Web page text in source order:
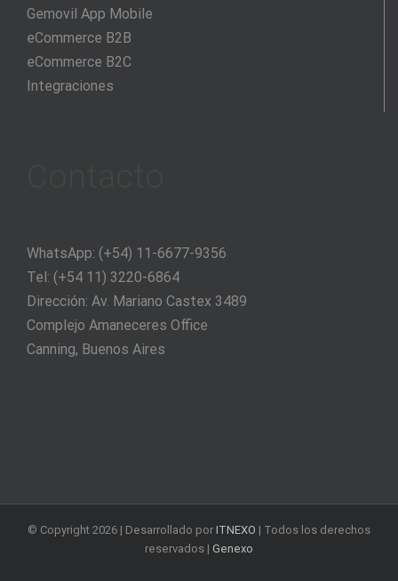
Gemovil App Mobile
eCommerce B2B
eCommerce B2C
Integraciones
WhatsApp: (+54) 11-6677-9356
Tel: (+54 11) 3220-6864
Dirección: Av. Mariano Castex 3489
Complejo Amaneceres Office
Canning, Buenos Aires
© Copyright 2026 | Desarrollado por ITNEXO | Todos los derechos
reservados | Genexo